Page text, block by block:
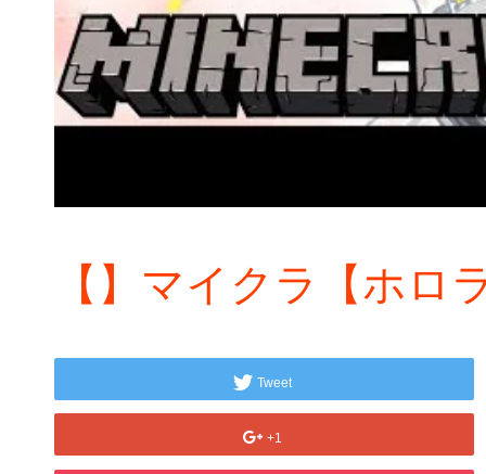
【】マイクラ【ホロ
Tweet
+1